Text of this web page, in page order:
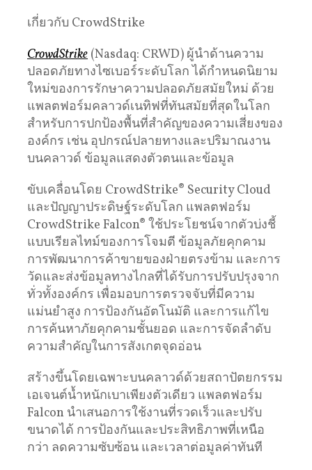
เกี่ยวกับ CrowdStrike
CrowdStrike (Nasdaq: CRWD) ผู้นำด้านความ
ปลอดภัยทางไซเบอร์ระดับโลก ได้กำหนดนิยาม
ใหม่ของการรักษาความปลอดภัยสมัยใหม่ ด้วย
แพลตฟอร์มคลาวด์เนทิฟที่ทันสมัยที่สุดในโลก
สำหรับการปกป้องพื้นที่สำคัญของความเสี่ยงของ
องค์กร เช่น อุปกรณ์ปลายทางและปริมาณงาน
บนคลาวด์ ข้อมูลแสดงตัวตนและข้อมูล
ขับเคลื่อนโดย CrowdStrike® Security Cloud
และปัญญาประดิษฐ์ระดับโลก แพลตฟอร์ม
CrowdStrike Falcon® ใช้ประโยชน์จากตัวบ่งชี้
แบบเรียลไทม์ของการโจมตี ข้อมูลภัยคุกคาม
การพัฒนาการค้าขายของฝ่ายตรงข้าม และการ
วัดและส่งข้อมูลทางไกลที่ได้รับการปรับปรุงจาก
ทั่วทั้งองค์กร เพื่อมอบการตรวจจับที่มีความ
แม่นยำสูง การป้องกันอัตโนมัติ และการแก้ไข
การค้นหาภัยคุกคามชั้นยอด และการจัดลำดับ
ความสำคัญในการสังเกตจุดอ่อน
สร้างขึ้นโดยเฉพาะบนคลาวด์ด้วยสถาปัตยกรรม
เอเจนต์น้ำหนักเบาเพียงตัวเดียว แพลตฟอร์ม
Falcon นำเสนอการใช้งานที่รวดเร็วและปรับ
ขนาดได้ การป้องกันและประสิทธิภาพที่เหนือ
กว่า ลดความซับซ้อน และเวลาต่อมูลค่าทันที